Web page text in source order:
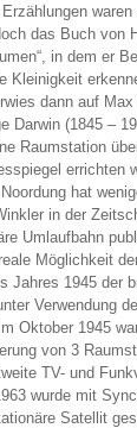
das Buch von
in dem er
Kleinigkeit
dann auf Max
Darwin (1845 –
Raumstation
errichten
hat
in der
Umlaufbahn
Möglichkeit
Jahres 1945 der
Verwendung
Oktober 1945
von 3
TV- und
wurde mit
Satellit